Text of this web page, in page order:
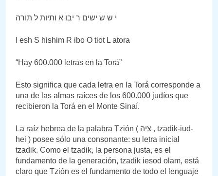
י ש ש ישים ר יבו א ותיות ל תורה
I esh S hishim R ibo O tiot L atora
“Hay 600.000 letras en la Torá”
Esto significa que cada letra en la Torá corresponde a
una de las almas raíces de los 600.000 judíos que
recibieron la Torá en el Monte Sinaí.
La raíz hebrea de la palabra Tzión ( ציה , tzadik-iud-
hei ) posee sólo una consonante: su letra inicial
tzadik. Como el tzadik, la persona justa, es el
fundamento de la generación, tzadik iesod olam, está
claro que Tzión es el fundamento de todo el lenguaje